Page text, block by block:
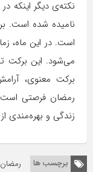
نکته‌ی دیگر اینکه
نامیده شده است.
است. در این ماه،
می‌شود. این برکت
برکت معنوی،
رمضان فرصتی است
زندگی و بهره‌مندی
برچسب ها رمضان